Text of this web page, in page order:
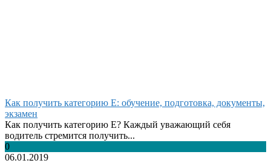
Как получить категорию Е: обучение, подготовка, документы,
экзамен
Как получить категорию Е? Каждый уважающий себя
водитель стремится получить...
0
06.01.2019